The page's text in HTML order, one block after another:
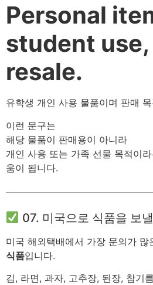
Personal
student
resale.
유학생 개인 사용 물품이며 판매
이런 문구는
해당 물품이 판매용이 아니라
개인 사용 또는 가족 선물 목적이
움이 됩니다.
07. 미국으로 식품을 보
미국 해외택배에서 가장 문의가 많
식품입니다.
김, 라면, 과자, 고추장, 된장, 참기